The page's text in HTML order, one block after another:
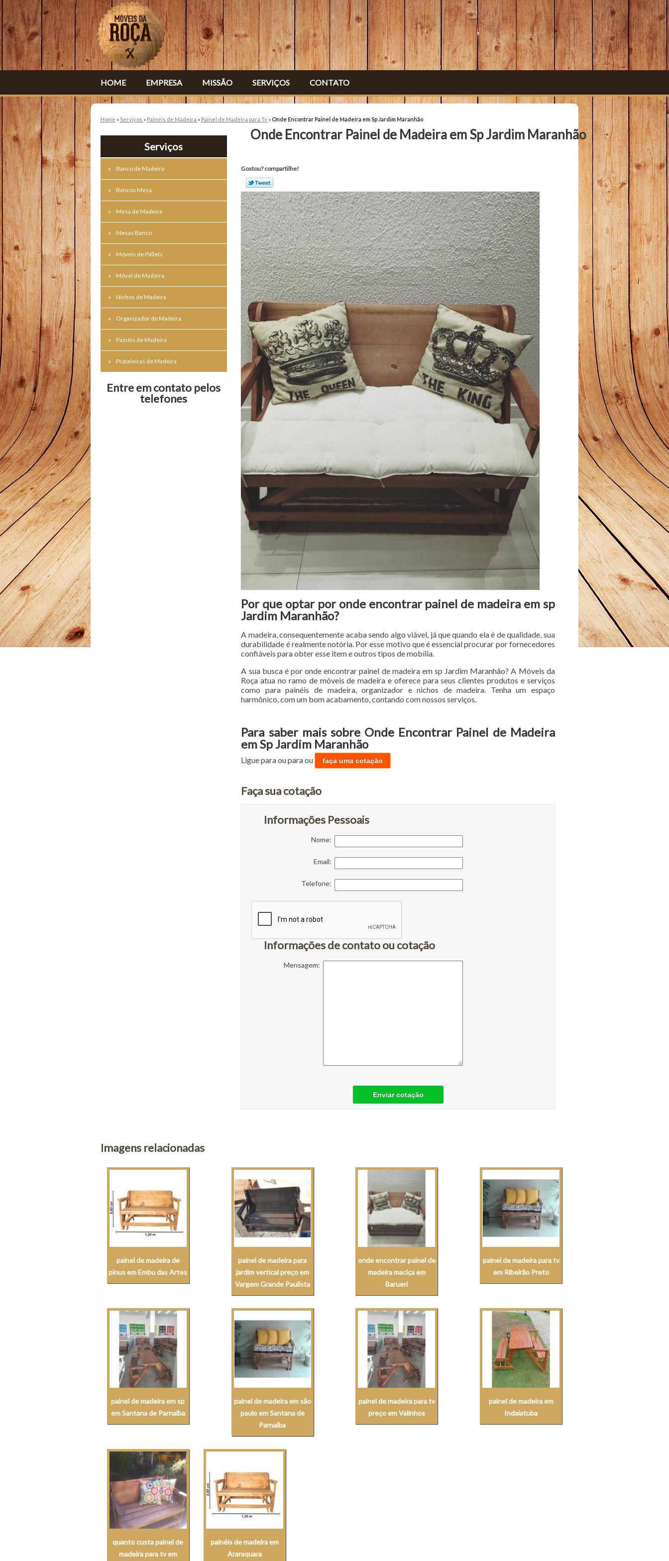
HOME EMPRESA MISSÃO SERVIÇOS CONTATO
Home » Serviços » Painéis de Madeira » Painel de Madeira para Tv » Onde Encontrar Painel de Madeira em Sp Jardim Maranhão
Serviços
Banco de Madeira
Bancos Mesa
Mesa de Madeira
Mesas Banco
Móveis de Pallets
Móvel de Madeira
Nichos de Madeira
Organizador de Madeira
Painéis de Madeira
Prateleiras de Madeira
Entre em contato pelos
telefones
Onde Encontrar Painel de Madeira em Sp Jardim Maranhão
Gostou? compartilhe!
Por que optar por onde encontrar painel de madeira em sp
Jardim Maranhão?
A madeira, consequentemente acaba sendo algo viável, já que quando ela é de qualidade, sua
durabilidade é realmente notória. Por esse motivo que é essencial procurar por fornecedores
confiáveis para obter esse item e outros tipos de mobília.
A sua busca é por onde encontrar painel de madeira em sp Jardim Maranhão? A Móveis da
Roça atua no ramo de móveis de madeira e oferece para seus clientes produtos e serviços
como para painéis de madeira, organizador e nichos de madeira. Tenha um espaço
harmônico, com um bom acabamento, contando com nossos serviços.
Para saber mais sobre Onde Encontrar Painel de Madeira
em Sp Jardim Maranhão
Ligue paraou paraou faça uma cotação
Faça sua cotação
Informações Pessoais
Nome:
Email:
Telefone:
Informações de contato ou cotação
Mensagem:
Enviar cotação
Imagens relacionadas
painel de madeira de
pinus em Embu das Artes
painel de madeira para
jardim vertical preço em
Vargem Grande Paulista
onde encontrar painel de
madeira maciça em
Barueri
painel de madeira para tv
em Ribeirão Preto
painel de madeira em sp
em Santana de Parnaíba
painel de madeira em são
paulo em Santana de
Parnaíba
painel de madeira para tv
preço em Valinhos
painel de madeira em
Indaiatuba
quanto custa painel de
madeira para tv em
painéis de madeira em
Araraquara